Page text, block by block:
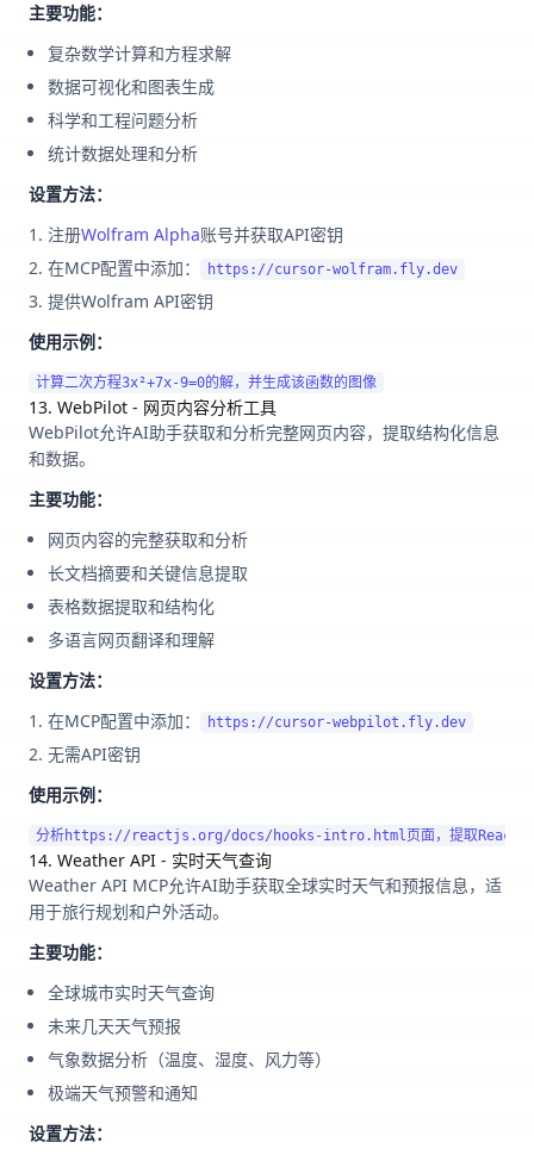
主要功能：
复杂数学计算和方程求解
数据可视化和图表生成
科学和工程问题分析
统计数据处理和分析
设置方法：
注册Wolfram Alpha账号并获取API密钥
在MCP配置中添加：
https://cursor-wolfram.fly.dev
提供Wolfram API密钥
使用示例：
13. WebPilot - 网页内容分析工具
WebPilot允许AI助手获取和分析完整网页内容，提取结构化信息
和数据。
主要功能：
网页内容的完整获取和分析
长文档摘要和关键信息提取
表格数据提取和结构化
多语言网页翻译和理解
设置方法：
在MCP配置中添加：
https://cursor-webpilot.fly.dev
无需API密钥
使用示例：
14. Weather API - 实时天气查询
Weather API MCP允许AI助手获取全球实时天气和预报信息，适
用于旅行规划和户外活动。
主要功能：
全球城市实时天气查询
未来几天天气预报
气象数据分析（温度、湿度、风力等）
极端天气预警和通知
设置方法：